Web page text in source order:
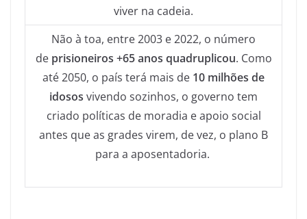
viver na cadeia.
Não à toa, entre 2003 e 2022, o número
de prisioneiros +65 anos quadruplicou. Como
até 2050, o país terá mais de 10 milhões de
idosos vivendo sozinhos, o governo tem
criado políticas de moradia e apoio social
antes que as grades virem, de vez, o plano B
para a aposentadoria.